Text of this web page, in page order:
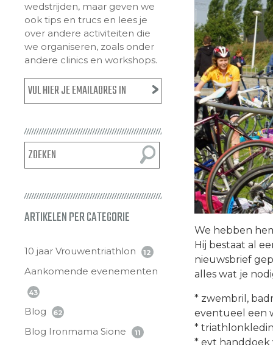
wedstrijden, maar geven we
ook tips en trucs en lees je
over andere activiteiten die
we organiseren, zoals onder
andere clinics en workshops.
ARTIKELEN PER CATEGORIE
10 jaar Vrouwentriathlon 12
Aankomende evenementen
43
Blog 62
Blog Ironmama Sione 11
We hebben
Hij bestaat al
nieuwsbrief
alles wat je
* zwembril,
eventueel een
*
* evt handdoek